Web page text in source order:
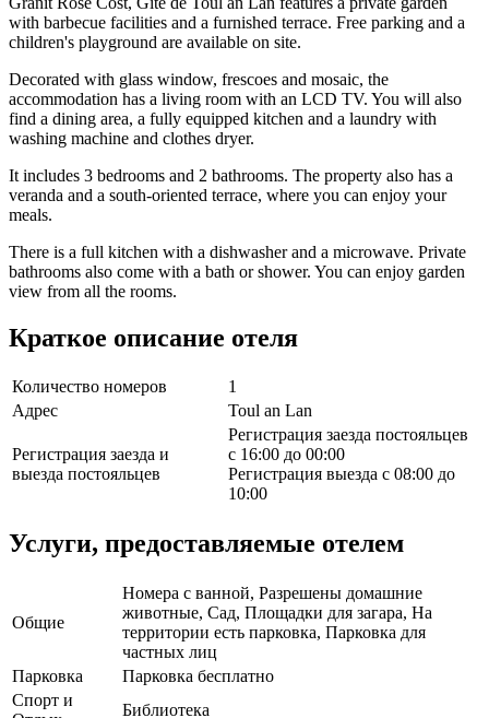
with barbecue facilities and a furnished terrace. Free parking and a
children's playground are available on site.
Decorated with glass window, frescoes and mosaic, the
accommodation has a living room with an LCD TV. You will also
find a dining area, a fully equipped kitchen and a laundry with
washing machine and clothes dryer.
It includes 3 bedrooms and 2 bathrooms. The property also has a
veranda and a south-oriented terrace, where you can enjoy your
meals.
There is a full kitchen with a dishwasher and a microwave. Private
bathrooms also come with a bath or shower. You can enjoy garden
view from all the rooms.
Краткое описание отеля
Количество номеров
1
Адрес
Toul an Lan
Регистрация заезда и
выезда постояльцев
Регистрация заезда постояльцев
с 16:00 до 00:00
Регистрация выезда с 08:00 до
10:00
Услуги, предоставляемые отелем
Общие
Номера с ванной, Разрешены домашние
животные, Сад, Площадки для загара, На
территории есть парковка, Парковка для
частных лиц
Парковка
Парковка бесплатно
Спорт и
Библиотека